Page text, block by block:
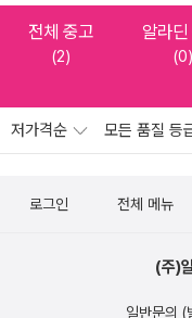
전체 중고
(2)
알라
(0)
저가격순 모든 품질 등
로그인 전체 메뉴
(주)
일반문의 (